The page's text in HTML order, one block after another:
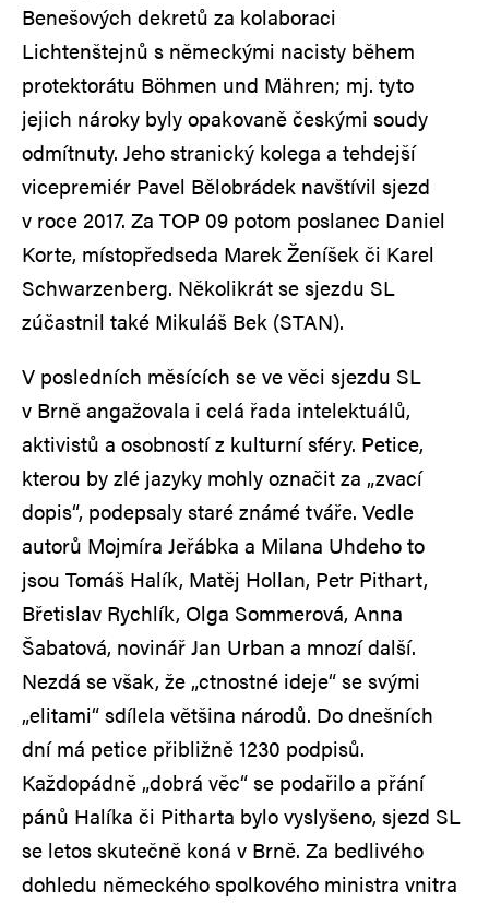
Benešových dekretů za kolaboraci
Lichtenštejnů s německými nacisty během
protektorátu Böhmen und Mähren; mj. tyto
jejich nároky byly opakovaně českými soudy
odmítnuty. Jeho stranický kolega a tehdejší
vicepremiér Pavel Bělobrádek navštívil sjezd
v roce 2017. Za TOP 09 potom poslanec Daniel
Korte, místopředseda Marek Ženíšek či Karel
Schwarzenberg. Několikrát se sjezdu SL
zúčastnil také Mikuláš Bek (STAN).
V posledních měsících se ve věci sjezdu SL
v Brně angažovala i celá řada intelektuálů,
aktivistů a osobností z kulturní sféry. Petice,
kterou by zlé jazyky mohly označit za „zvací
dopis“, podepsaly staré známé tváře. Vedle
autorů Mojmíra Jeřábka a Milana Uhdeho to
jsou Tomáš Halík, Matěj Hollan, Petr Pithart,
Břetislav Rychlík, Olga Sommerová, Anna
Šabatová, novinář Jan Urban a mnozí další.
Nezdá se však, že „ctnostné ideje“ se svými
„elitami“ sdílela většina národů. Do dnešních
dní má petice přibližně 1230 podpisů.
Každopádně „dobrá věc“ se podařilo a přání
pánů Halíka či Pitharta bylo vyslyšeno, sjezd SL
se letos skutečně koná v Brně. Za bedlivého
dohledu německého spolkového ministra vnitra